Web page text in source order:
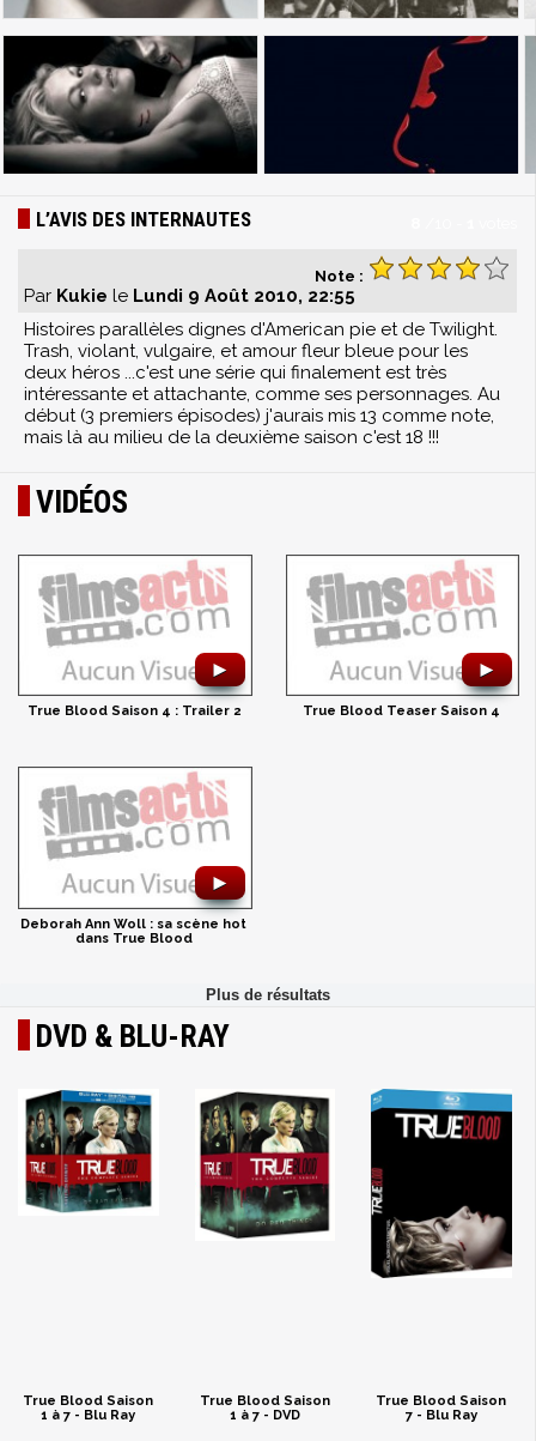
L’AVIS DES INTERNAUTES
Note :
Par Kukie le Lundi 9 Août 2010, 22:55
Histoires parallèles dignes d'American pie et de Twilight.
Trash, violant, vulgaire, et amour fleur bleue pour les
deux héros ...c'est une série qui finalement est très
intéressante et attachante, comme ses personnages. Au
début (3 premiers épisodes) j'aurais mis 13 comme note,
mais là au milieu de la deuxième saison c'est 18 !!!
VIDÉOS
►
True Blood Saison 4 : Trailer 2
►
True Blood Teaser Saison 4
►
Deborah Ann Woll : sa scène hot
dans True Blood
DVD & BLU-RAY
True Blood Saison
1 à 7 - Blu Ray
True Blood Saison
1 à 7 - DVD
True Blood Saison
7 - Blu Ray